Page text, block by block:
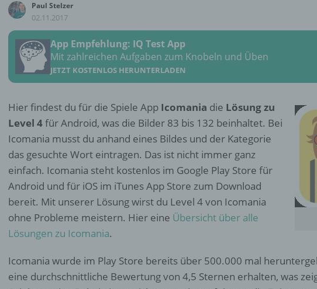
Paul Stelzer
02.11.2017
App Empfehlung: IQ Test App
Mit zahlreichen Aufgaben zum Knobeln und Üben
JETZT KOSTENLOS HERUNTERLADEN
Hier findest du für die Spiele App Icomania die Lösung zu
Level 4für Android, was die Bilder 83 bis 132 beinhaltet. Bei
Icomania musst du anhand eines Bildes und der Kategorie
das gesuchte Wort eintragen. Das ist nicht immer ganz
einfach. Icomania steht kostenlos im Google Play Store für
Android und für iOS im iTunes App Store zum Download
bereit. Mit unserer Lösung wirst du Level 4 von Icomania
ohne Probleme meistern. Hier eine Übersicht über alle
Lösungen zu Icomania.
Icomania wurde im Play Store bereits über 500.000 mal
eine durchschnittliche Bewertung von 4,5 Sternen erhalten, was